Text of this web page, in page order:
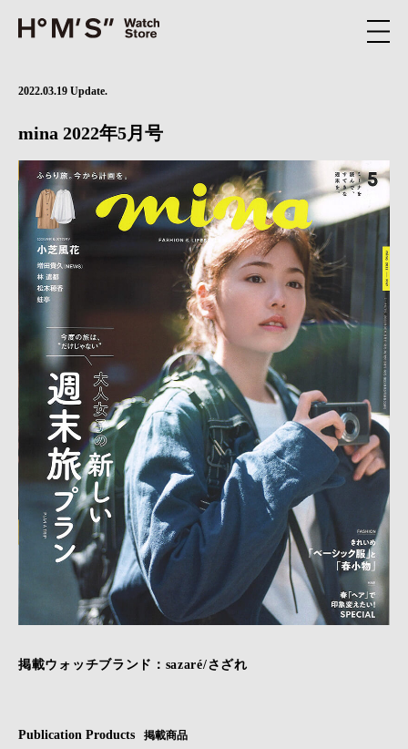
2022.03.19 Update.
mina 2022年5月号
掲載ウォッチブランド：sazaré/さざれ
Publication Products 掲載商品